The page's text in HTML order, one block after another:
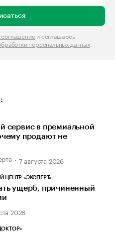
соглашениеи соглашаюсь
персональных данных.
сервис в премиальной
продают не
7 августа 2026
«ЭКСПЕРТ»
ущерб, причиненный
2026